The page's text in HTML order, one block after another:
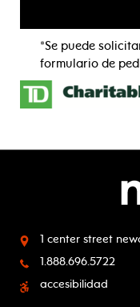
*Se puede
formulario de
1 center street
1.888.696.5722
accesibilidad